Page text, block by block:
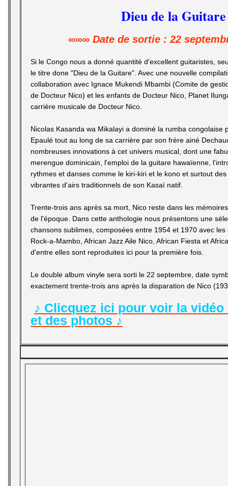
Dieu de la Guitare
∞∞∞ Date de sortie : 22
Si le Congo nous a donné quantité d'excellent guitaristes,
le titre done "Dieu de la Guitare". Avec une nouvelle
collaboration avec Ignace Mukendi Mbambi (Comite de
de Docteur Nico) et les enfants de Docteur Nico, Planet
carrière musicale de Docteur Nico.
Nicolas Kasanda wa Mikalayi a dominé la rumba congolaise
Epaulé tout au long de sa carrière par son frère ainé
nombreuses innovations à cet univers musical, dont une
merengue dominicain, l'emploi de la guitare hawaïenne,
rythmes et danses comme le kiri-kiri et le kono et surtout
vibrantes d'airs traditionnels de son Kasaï natif.
Trente-trois ans après sa mort, Nico reste dans les
de l'époque. Dans cette anthologie nous présentons une
chansons sublimes, composées entre 1954 et 1970 avec
Rock-a-Mambo, African Jazz Aile Nico, African Fiesta et
d'entre elles sont reproduites ici pour la première fois.
Le double album vinyle sera sorti le 22 septembre, date
exactement trente-trois ans après la disparation de Nico
♪ Clicquez ici pour voir la
et des photos ♪